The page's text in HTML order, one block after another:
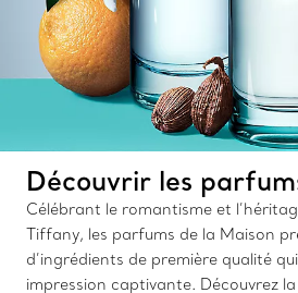
Découvrir les
Célébrant le romantisme et
Tiffany, les parfums de la Maison
d’ingrédients de première qualité
impression captivante. Découvrez